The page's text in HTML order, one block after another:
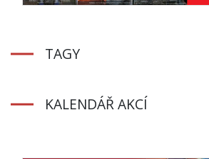
TAGY
KALENDÁŘ AKCÍ